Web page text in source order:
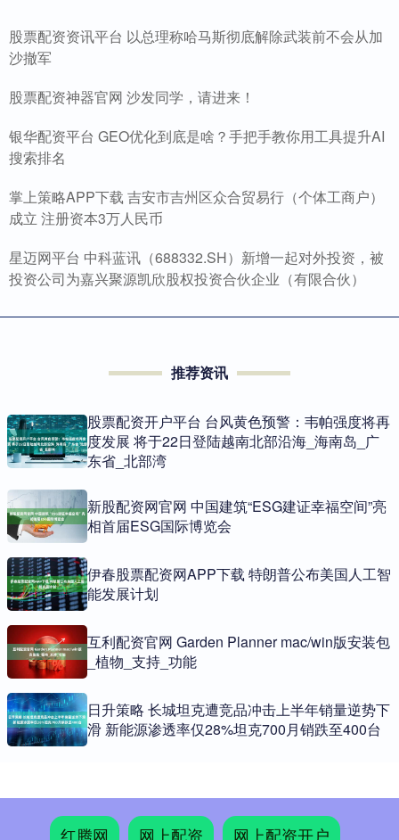
股票配资资讯平台 以总理称哈马斯彻底解除武装前不会从加
沙撤军
股票配资神器官网 沙发同学，请进来！
银华配资平台 GEO优化到底是啥？手把手教你用工具提升AI
搜索排名
掌上策略APP下载 吉安市吉州区众合贸易行（个体工商户）
成立 注册资本3万人民币
星迈网平台 中科蓝讯（688332.SH）新增一起对外投资，被
投资公司为嘉兴聚源凯欣股权投资合伙企业（有限合伙）
推荐资讯
股票配资开户平台 台风黄色预警：韦帕强度将再
度发展 将于22日登陆越南北部沿海_海南岛_广
东省_北部湾
新股配资网官网 中国建筑“ESG建证幸福空间”亮
相首届ESG国际博览会
伊春股票配资网APP下载 特朗普公布美国人工智
能发展计划
互利配资官网 Garden Planner mac/win版安装包
_植物_支持_功能
日升策略 长城坦克遭竞品冲击上半年销量逆势下
滑 新能源渗透率仅28%坦克700月销跌至400台
红腾网 网上配资 网上配资开户